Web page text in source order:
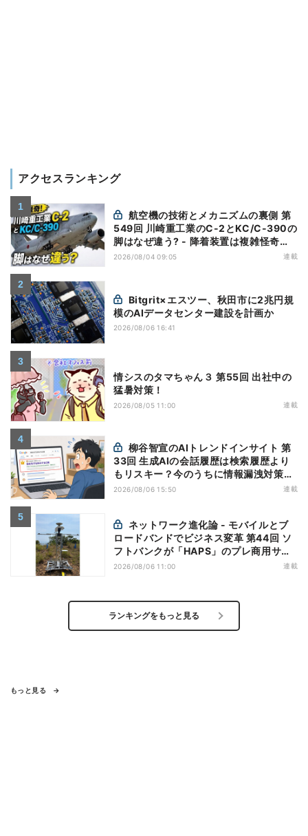
アクセスランキング
549回 川崎重工業のC-2とKC/C-390の
脚はなぜ違う? - 降着装置は複雑怪奇
(5)|軍用輸送機(10)
2026/08/04 09:05 連載
模のAIデータセンター建設を計画か
2026/08/06 16:41
情シスのタマちゃん３ 第55回 出社中の
猛暑対策！
2026/08/05 11:00 連載
33回 生成AIの会話履歴は検索履歴より
もリスキー？今のうちに情報漏洩対策を
万全にしておこう
2026/08/06 15:50 連載
ロードバンドでビジネス変革 第44回 ソ
フトバンクが「HAPS」のプレ商用サー
ビス開始を表明、本格的な商用展開のめ
2026/08/06 11:00 連載
ランキングをもっと見る
もっと見る